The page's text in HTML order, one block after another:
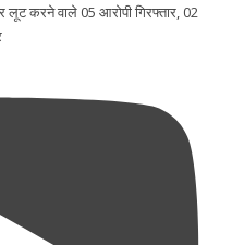
लूट करने वाले 05 आरोपी गिरफ्तार, 02